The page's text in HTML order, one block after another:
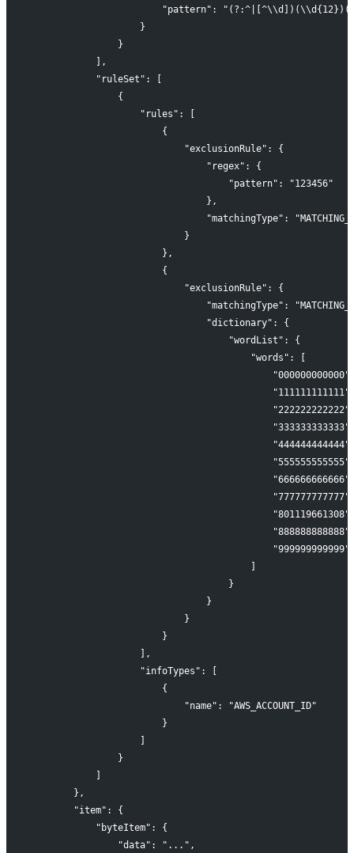
"pattern":
                    }
                }
            ],
            "ruleSet": [
                {
                    "rules": [
                        {
                            "exclusionRule": {
                                "regex": {
                                    "pattern": "123456"
                                },
"matchingType":
                            }
                        },
                        {
                            "exclusionRule": {
"matchingType":
                                "dictionary": {
                                    "wordList": {
                                        "words": [
                                            "999999999999"
                                    }
                                }
                            }
                        }
                    ],
                    "infoTypes": [
                        {
                            "name": "AWS_ACCOUNT_ID"
                        }
                }
        },
        "item": {
            "byteItem": {
                "data": "...",